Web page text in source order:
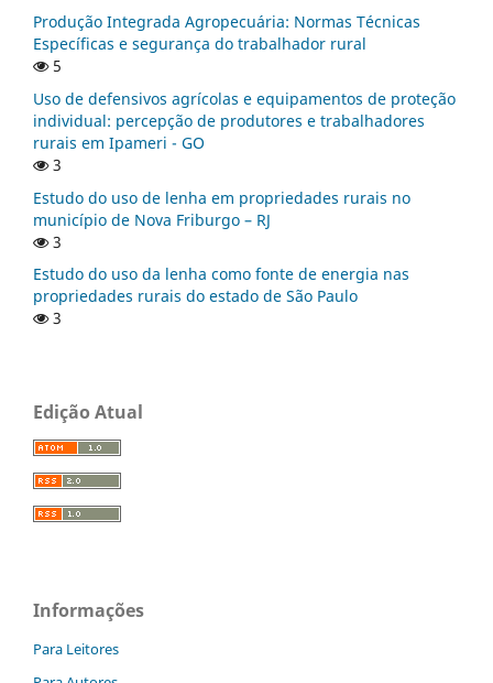
Produção Integrada Agropecuária: Normas Técnicas
Específicas e segurança do trabalhador rural
5
Uso de defensivos agrícolas e equipamentos de proteção
individual: percepção de produtores e trabalhadores
rurais em Ipameri - GO
3
Estudo do uso de lenha em propriedades rurais no
município de Nova Friburgo – RJ
3
Estudo do uso da lenha como fonte de energia nas
propriedades rurais do estado de São Paulo
3
Edição Atual
Informações
Para Leitores